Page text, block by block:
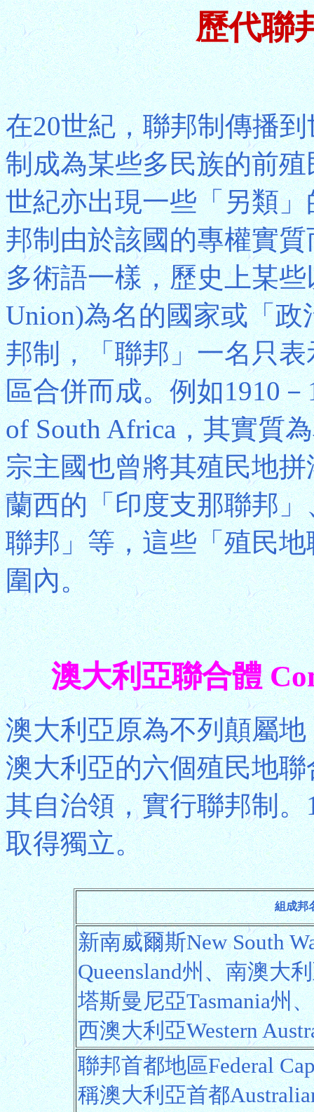
歷代聯
在20世紀，聯邦制傳播
制成為某些多民族的前
世紀亦出現一些「另類
邦制由於該國的專權實
多術語一樣，歷史上某些
Union)為名的國家或「
邦制，「聯邦」一名只
區合併而成。例如1910
of South Africa，其實質
宗主國也曾將其殖民地
蘭西的「印度支那聯邦
聯邦」等，這些「殖民
圍內。
澳大利亞聯合體
澳大利亞原為不列顛屬
澳大利亞的六個殖民地聯
其自治領，實行聯邦制
取得獨立。
組成邦
新南威爾斯New South
Queensland州、南澳大
塔斯曼尼亞Tasmania州
西澳大利亞Western
聯邦首都地區Federal
稱澳大利亞首都